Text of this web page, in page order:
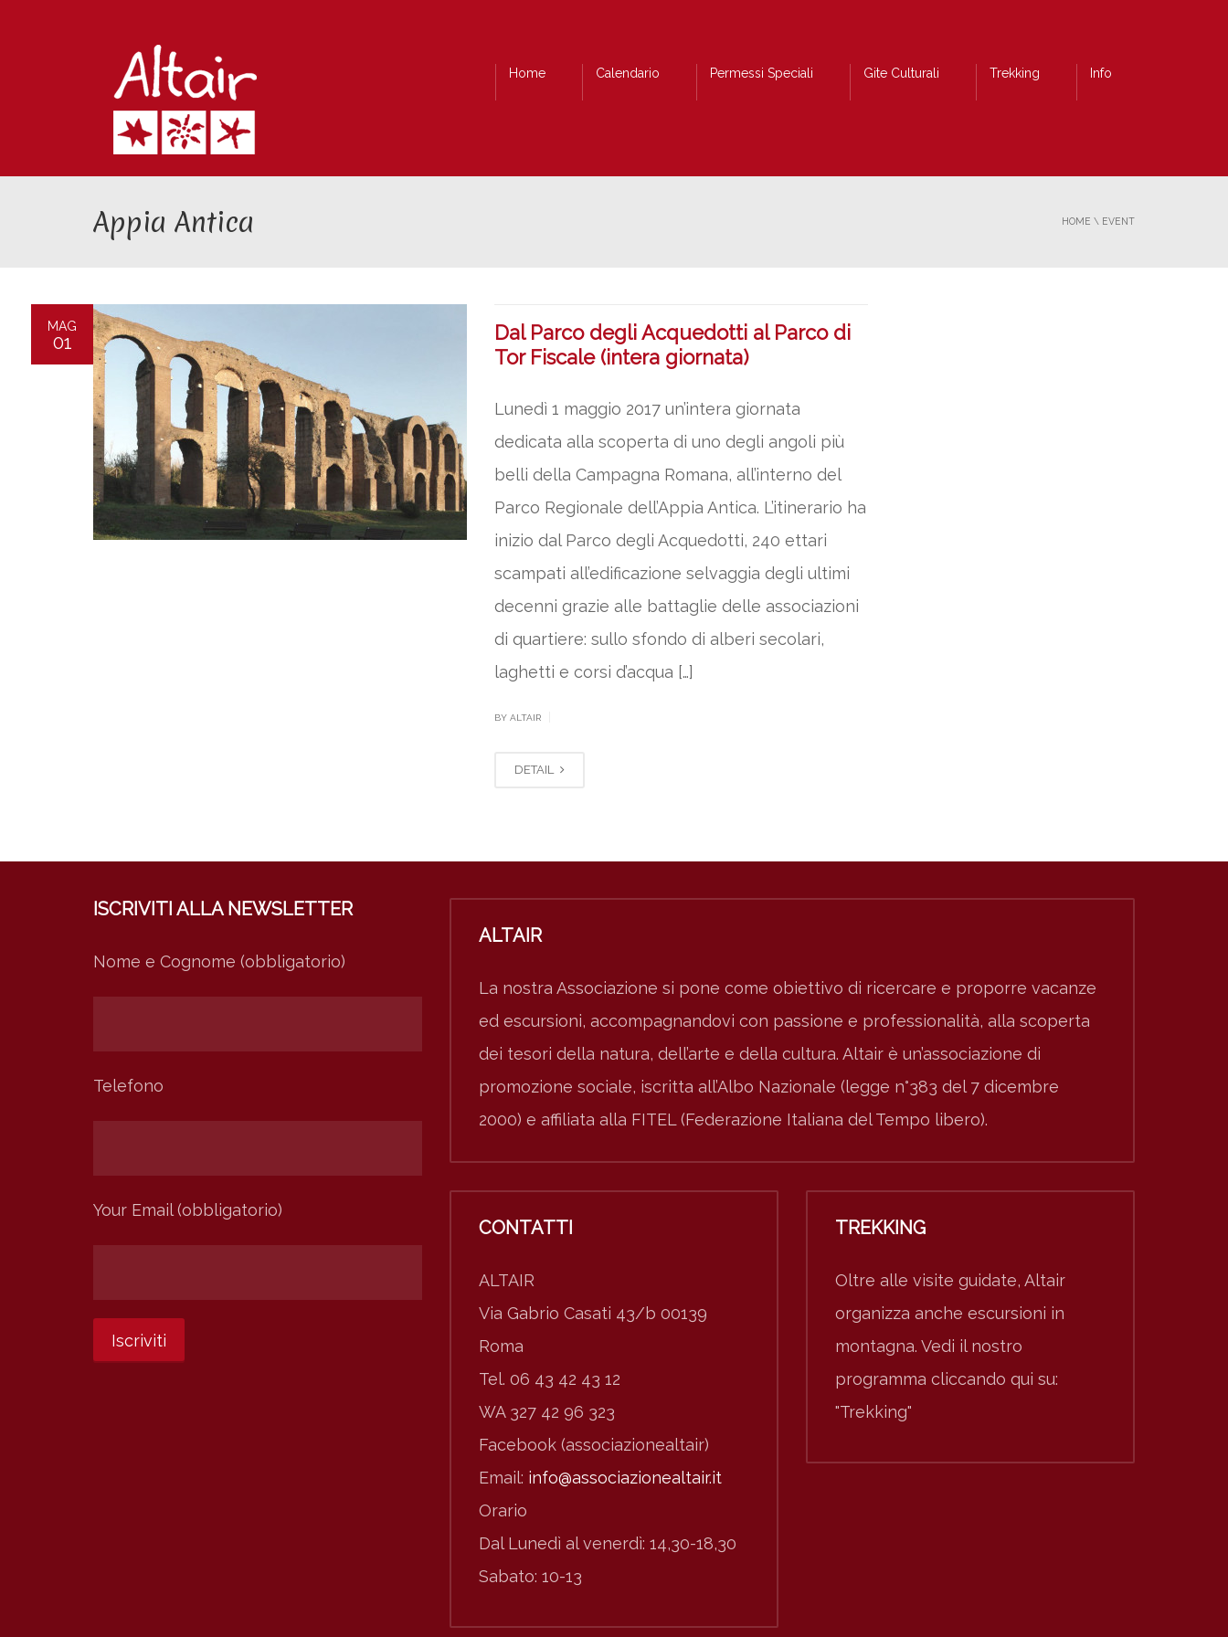
Home Calendario Permessi Speciali Gite Culturali Trekking Info
Appia Antica HOME \ EVENT
MAG
01
Dal Parco degli Acquedotti al Parco di
Tor Fiscale (intera giornata)
Lunedì 1 maggio 2017 un’intera giornata
dedicata alla scoperta di uno degli angoli più
belli della Campagna Romana, all’interno del
Parco Regionale dell’Appia Antica. L’itinerario ha
inizio dal Parco degli Acquedotti, 240 ettari
scampati all’edificazione selvaggia degli ultimi
decenni grazie alle battaglie delle associazioni
di quartiere: sullo sfondo di alberi secolari,
laghetti e corsi d’acqua […]
BY ALTAIR
DETAIL
ISCRIVITI ALLA NEWSLETTER
Nome e Cognome (obbligatorio)
Telefono
Your Email (obbligatorio)
ALTAIR
La nostra Associazione si pone come obiettivo di ricercare e proporre vacanze
ed escursioni, accompagnandovi con passione e professionalità, alla scoperta
dei tesori della natura, dell’arte e della cultura. Altair è un’associazione di
promozione sociale, iscritta all’Albo Nazionale (legge n°383 del 7 dicembre
2000) e affiliata alla FITEL (Federazione Italiana del Tempo libero).
CONTATTI
ALTAIR
Via Gabrio Casati 43/b 00139
Roma
Tel. 06 43 42 43 12
WA 327 42 96 323
Facebook (associazionealtair)
Email: info@associazionealtair.it
Orario
Dal Lunedì al venerdì: 14,30-18,30
Sabato: 10-13
TREKKING
Oltre alle visite guidate, Altair
organizza anche escursioni in
montagna. Vedi il nostro
programma cliccando qui su:
"Trekking"